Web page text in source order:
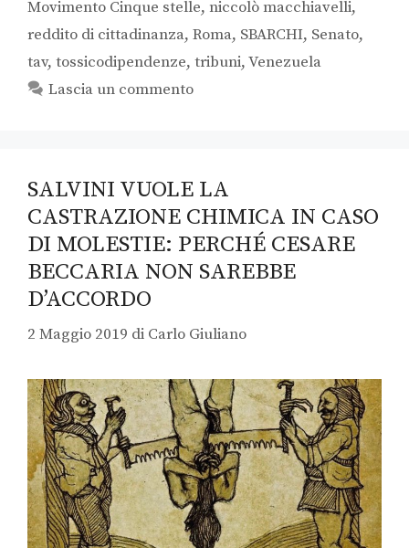
Movimento Cinque stelle, niccolò macchiavelli,
reddito di cittadinanza, Roma, SBARCHI, Senato,
tav, tossicodipendenze, tribuni,Venezuela
Lascia un commento
SALVINI VUOLE LA
CASTRAZIONE CHIMICA IN CASO
DI MOLESTIE: PERCHÉ CESARE
BECCARIA NON SAREBBE
D’ACCORDO
2 Maggio 2019 di Carlo Giuliano